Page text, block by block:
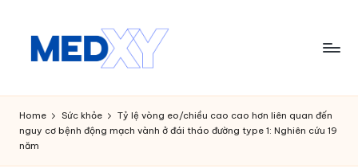
M
e
d
Home Sức khỏe
Tỷ lệ vòng eo/chiều cao cao hơn liên quan đến
nguy cơ bệnh động mạch vành ở đái tháo đường type 1: Nghiên cứu 19
năm